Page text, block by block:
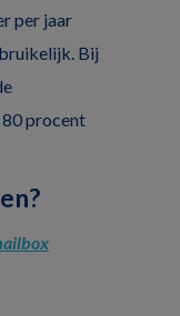
per jaar
Bij
procent